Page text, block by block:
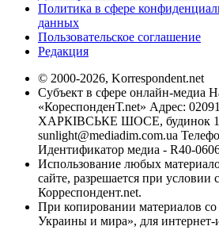
Политика в сфере
данных
Пользовательское соглашение
Редакция
© 2000-2026, Korrespondent.net
Субъект в сфере онлайн-медиа
«КореспонденТ.net» Адрес:
ХАРКІВСЬКЕ ШОСЕ, будинок
sunlight@mediadim.com.ua
Идентификатор медиа - R40-
Использование любых
сайте, разрешается при условии
Корреспондент.net.
При копировании материалов
Украины и мира», для интернет-